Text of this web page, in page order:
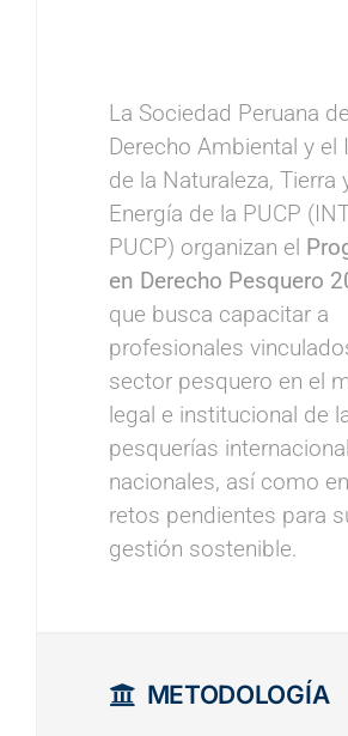
La Sociedad Peruana de
Derecho Ambiental y el
de la Naturaleza, Tierra
Energía de la PUCP
PUCP) organizan el
en Derecho Pesquero
que busca capacitar a
profesionales
sector pesquero en el
legal e institucional de
pesquerías
nacionales, así como
retos pendientes para
gestión sostenible.
METODOLOGÍA